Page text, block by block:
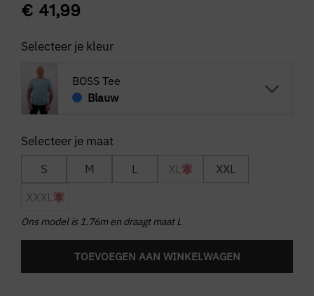
€ 41,99
Selecteer je kleur
BOSS Tee
Blauw
S M L XL
XXL
XXXL
Ons model is 1.76m en draagt maat L
TOEVOEGEN AAN WINKELWAGEN